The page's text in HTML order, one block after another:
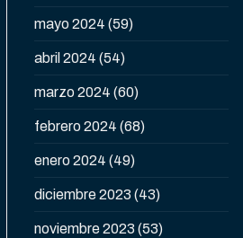
mayo 2024 (59)
abril 2024 (54)
marzo 2024 (60)
febrero 2024 (68)
enero 2024 (49)
diciembre 2023 (43)
noviembre 2023 (53)